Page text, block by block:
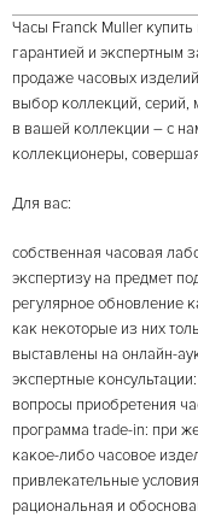
Часы Franck Muller
гарантией и экспертным
продаже часовых
выбор коллекций, серий,
в вашей коллекции – с
коллекционеры,
Для вас:
собственная часовая
экспертизу на предмет
регулярное обновление
как некоторые из них
выставлены на онлайн-
экспертные
вопросы приобретения
программа trade-in: при
какое-либо часовое
привлекательные
рациональная и